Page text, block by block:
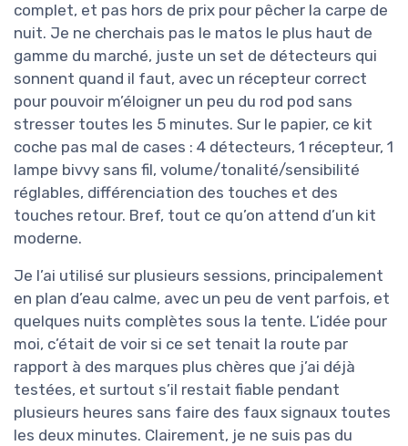
complet, et pas hors de prix pour pêcher la carpe de
nuit. Je ne cherchais pas le matos le plus haut de
gamme du marché, juste un set de détecteurs qui
sonnent quand il faut, avec un récepteur correct
pour pouvoir m’éloigner un peu du rod pod sans
stresser toutes les 5 minutes. Sur le papier, ce kit
coche pas mal de cases : 4 détecteurs, 1 récepteur, 1
lampe bivvy sans fil, volume/tonalité/sensibilité
réglables, différenciation des touches et des
touches retour. Bref, tout ce qu’on attend d’un kit
moderne.
Je l’ai utilisé sur plusieurs sessions, principalement
en plan d’eau calme, avec un peu de vent parfois, et
quelques nuits complètes sous la tente. L’idée pour
moi, c’était de voir si ce set tenait la route par
rapport à des marques plus chères que j’ai déjà
testées, et surtout s’il restait fiable pendant
plusieurs heures sans faire des faux signaux toutes
les deux minutes. Clairement, je ne suis pas du